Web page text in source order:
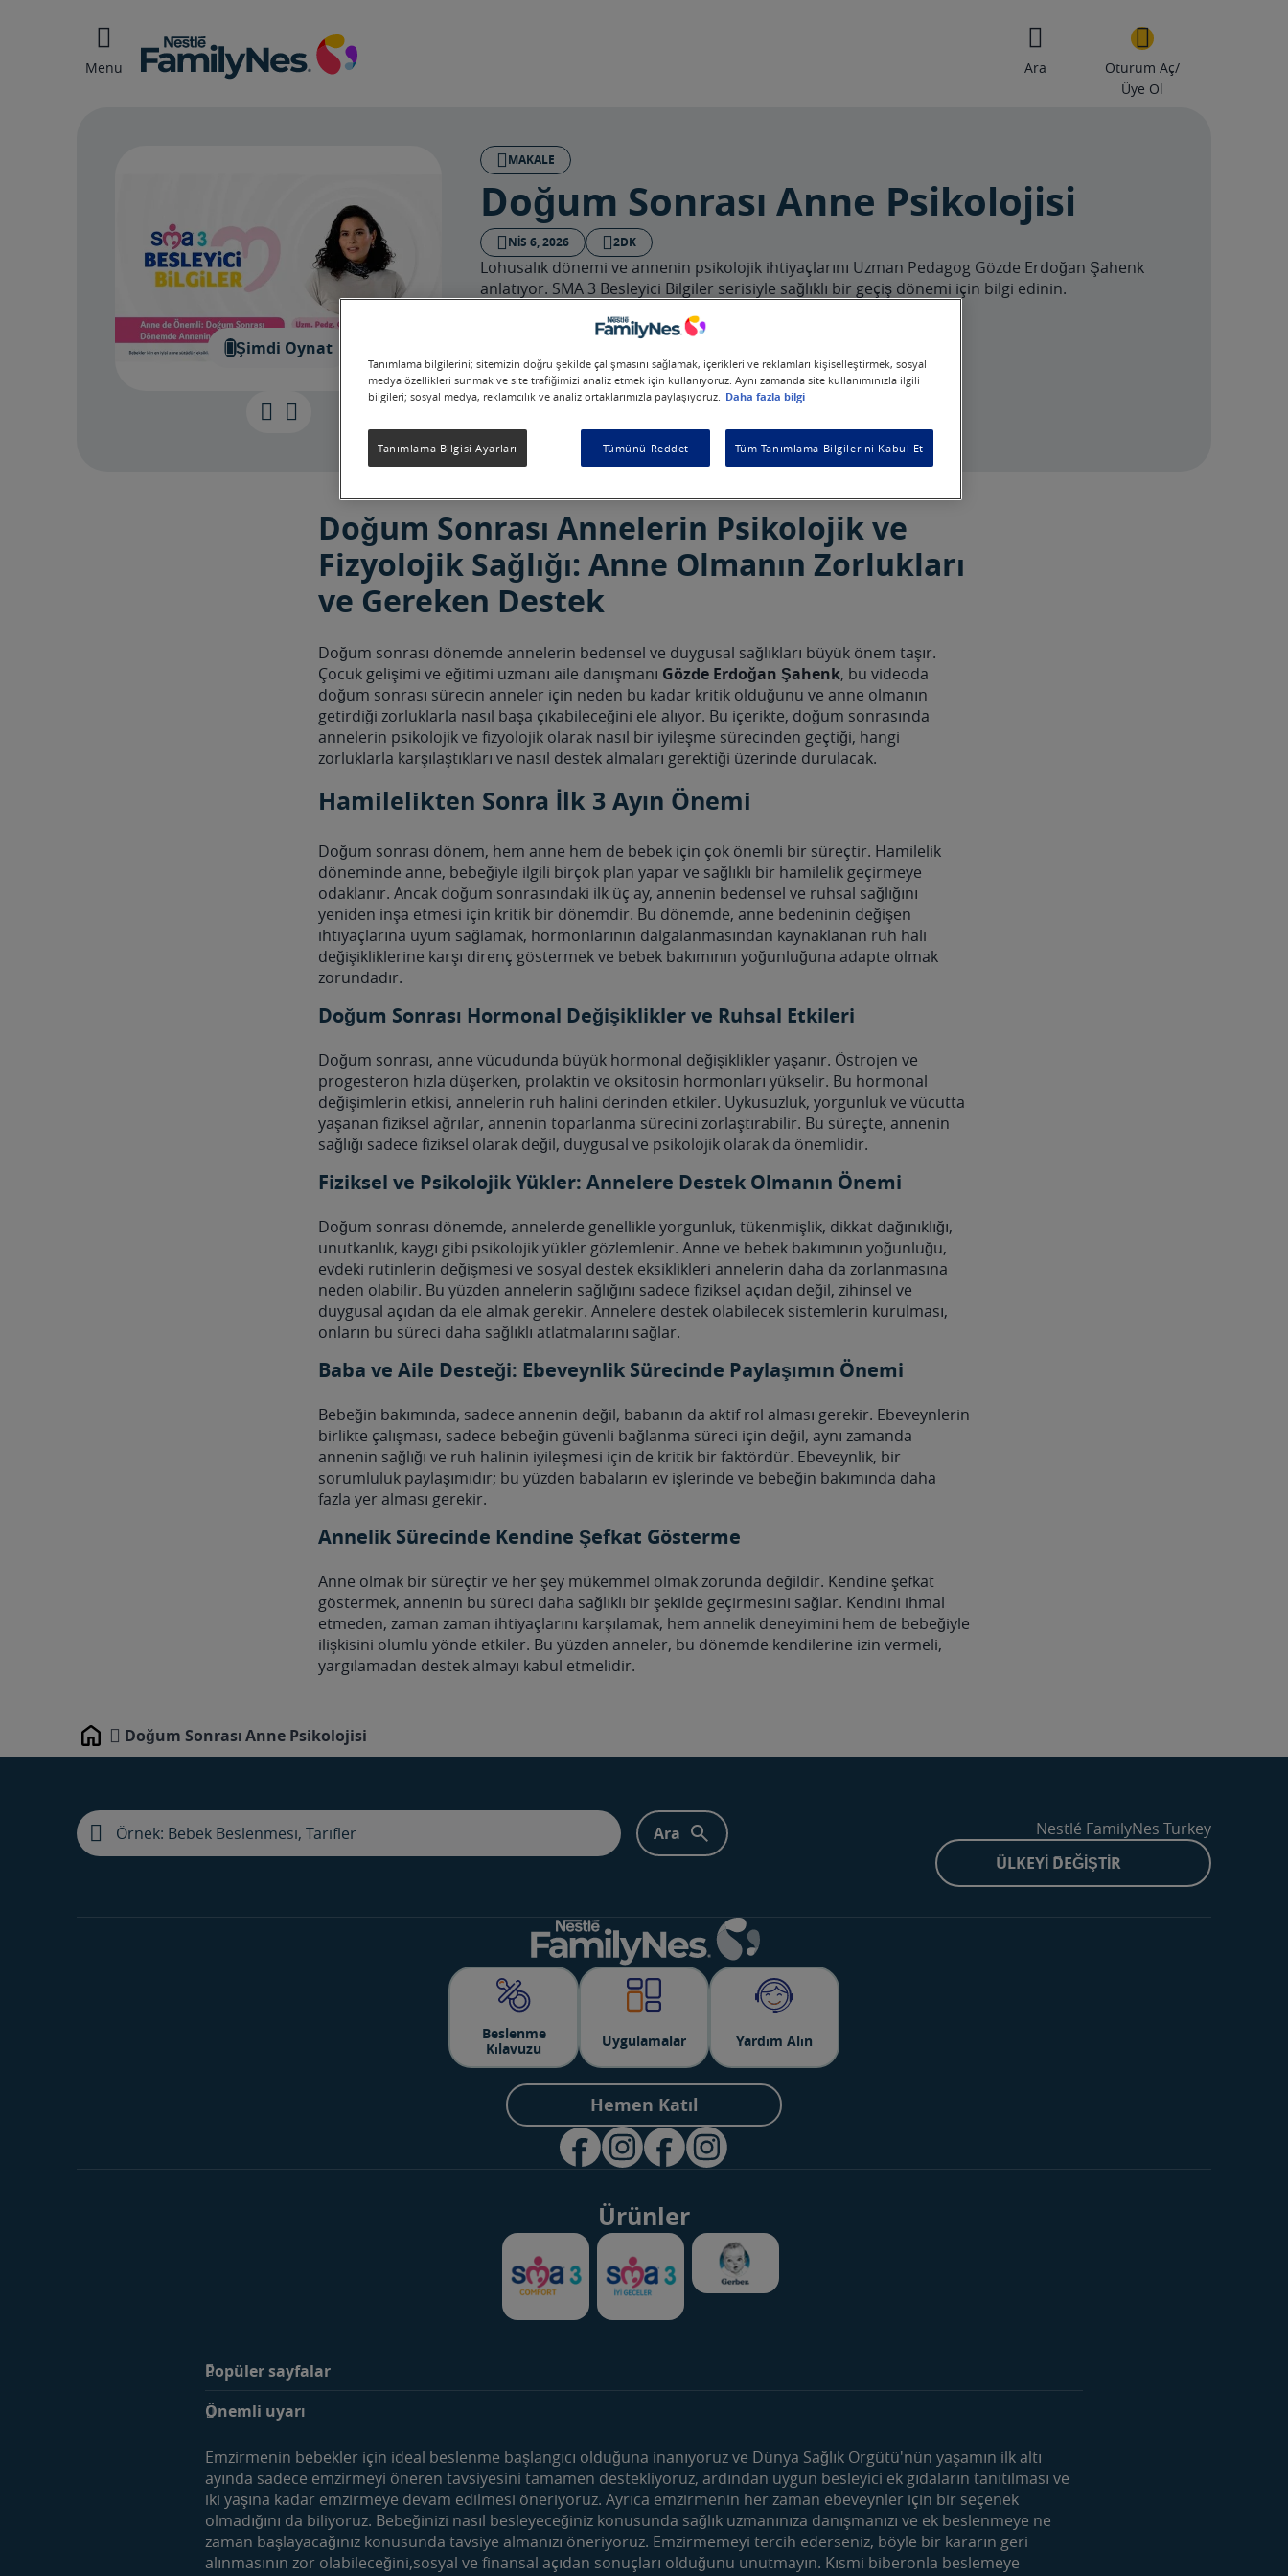
Menu Ara
Oturum Aç/
Üye Ol
Şimdi Oynat
MAKALE
Doğum Sonrası Anne Psikolojisi
NIS 6, 2026 2DK
Lohusalık dönemi ve annenin psikolojik ihtiyaçlarını Uzman Pedagog Gözde Erdoğan Şahenk
anlatıyor. SMA 3 Besleyici Bilgiler serisiyle sağlıklı bir geçiş dönemi için bilgi edinin.
Şimdi Oynat
Doğum Sonrası Annelerin Psikolojik ve
Fizyolojik Sağlığı: Anne Olmanın Zorlukları
ve Gereken Destek
Doğum sonrası dönemde annelerin bedensel ve duygusal sağlıkları büyük önem taşır.
Çocuk gelişimi ve eğitimi uzmanı aile danışmanı Gözde Erdoğan Şahenk, bu videoda
doğum sonrası sürecin anneler için neden bu kadar kritik olduğunu ve anne olmanın
getirdiği zorluklarla nasıl başa çıkabileceğini ele alıyor. Bu içerikte, doğum sonrasında
annelerin psikolojik ve fizyolojik olarak nasıl bir iyileşme sürecinden geçtiği, hangi
zorluklarla karşılaştıkları ve nasıl destek almaları gerektiği üzerinde durulacak.
Hamilelikten Sonra İlk 3 Ayın Önemi
Doğum sonrası dönem, hem anne hem de bebek için çok önemli bir süreçtir. Hamilelik
döneminde anne, bebeğiyle ilgili birçok plan yapar ve sağlıklı bir hamilelik geçirmeye
odaklanır. Ancak doğum sonrasındaki ilk üç ay, annenin bedensel ve ruhsal sağlığını
yeniden inşa etmesi için kritik bir dönemdir. Bu dönemde, anne bedeninin değişen
ihtiyaçlarına uyum sağlamak, hormonlarının dalgalanmasından kaynaklanan ruh hali
değişikliklerine karşı direnç göstermek ve bebek bakımının yoğunluğuna adapte olmak
zorundadır.
Doğum Sonrası Hormonal Değişiklikler ve Ruhsal Etkileri
Doğum sonrası, anne vücudunda büyük hormonal değişiklikler yaşanır. Östrojen ve
progesteron hızla düşerken, prolaktin ve oksitosin hormonları yükselir. Bu hormonal
değişimlerin etkisi, annelerin ruh halini derinden etkiler. Uykusuzluk, yorgunluk ve vücutta
yaşanan fiziksel ağrılar, annenin toparlanma sürecini zorlaştırabilir. Bu süreçte, annenin
sağlığı sadece fiziksel olarak değil, duygusal ve psikolojik olarak da önemlidir.
Fiziksel ve Psikolojik Yükler: Annelere Destek Olmanın Önemi
Doğum sonrası dönemde, annelerde genellikle yorgunluk, tükenmişlik, dikkat dağınıklığı,
unutkanlık, kaygı gibi psikolojik yükler gözlemlenir. Anne ve bebek bakımının yoğunluğu,
evdeki rutinlerin değişmesi ve sosyal destek eksiklikleri annelerin daha da zorlanmasına
neden olabilir. Bu yüzden annelerin sağlığını sadece fiziksel açıdan değil, zihinsel ve
duygusal açıdan da ele almak gerekir. Annelere destek olabilecek sistemlerin kurulması,
onların bu süreci daha sağlıklı atlatmalarını sağlar.
Baba ve Aile Desteği: Ebeveynlik Sürecinde Paylaşımın Önemi
Bebeğin bakımında, sadece annenin değil, babanın da aktif rol alması gerekir. Ebeveynlerin
birlikte çalışması, sadece bebeğin güvenli bağlanma süreci için değil, aynı zamanda
annenin sağlığı ve ruh halinin iyileşmesi için de kritik bir faktördür. Ebeveynlik, bir
sorumluluk paylaşımıdır; bu yüzden babaların ev işlerinde ve bebeğin bakımında daha
fazla yer alması gerekir.
Annelik Sürecinde Kendine Şefkat Gösterme
Anne olmak bir süreçtir ve her şey mükemmel olmak zorunda değildir. Kendine şefkat
göstermek, annenin bu süreci daha sağlıklı bir şekilde geçirmesini sağlar. Kendini ihmal
etmeden, zaman zaman ihtiyaçlarını karşılamak, hem annelik deneyimini hem de bebeğiyle
ilişkisini olumlu yönde etkiler. Bu yüzden anneler, bu dönemde kendilerine izin vermeli,
yargılamadan destek almayı kabul etmelidir.
Home Doğum Sonrası Anne Psikolojisi
Nestlé FamilyNes Turkey
ÜLKEYI DEĞIŞTIR
Beslenme
Kılavuzu
Uygulamalar Yardım Alın
Hemen Katıl
Ürünler
Popüler sayfalar
SMA Optipro 3
SMA Comfort 3
SMA İyi Geceler 3
Gerber
Devam Sütleri
Çocuk Devam Sütleri
Meyve ve Sebze Püreleri
Besleyici Atıştırmalıklar
Hamilelik
0-6 Aylık Bebek
6-12 Aylık Bebek
12-24 Aylık Bebek
Önemli uyarı
Emzirmenin bebekler için ideal beslenme başlangıcı olduğuna inanıyoruz ve Dünya Sağlık Örgütü'nün yaşamın ilk altı
ayında sadece emzirmeyi öneren tavsiyesini tamamen destekliyoruz, ardından uygun besleyici ek gıdaların tanıtılması ve
iki yaşına kadar emzirmeye devam edilmesi öneriyoruz. Ayrıca emzirmenin her zaman ebeveynler için bir seçenek
olmadığını da biliyoruz. Bebeğinizi nasıl besleyeceğiniz konusunda sağlık uzmanınıza danışmanızı ve ek beslenmeye ne
zaman başlayacağınız konusunda tavsiye almanızı öneriyoruz. Emzirmemeyi tercih ederseniz, böyle bir kararın geri
alınmasının zor olabileceğini,sosyal ve finansal açıdan sonuçları olduğunu unutmayın. Kısmi biberonla beslemeye
Tanımlama bilgilerini; sitemizin doğru şekilde çalışmasını sağlamak, içerikleri ve reklamları kişiselleştirmek, sosyal
medya özellikleri sunmak ve site trafiğimizi analiz etmek için kullanıyoruz. Aynı zamanda site kullanımınızla ilgili
bilgileri; sosyal medya, reklamcılık ve analiz ortaklarımızla paylaşıyoruz. Daha fazla bilgi
Tanımlama Bilgisi Ayarları Tümünü Reddet Tüm Tanımlama Bilgilerini Kabul Et